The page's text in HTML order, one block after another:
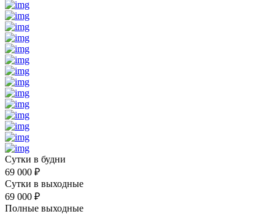
Сутки в будни
69 000 ₽
Сутки в выходные
69 000 ₽
Полные выходные